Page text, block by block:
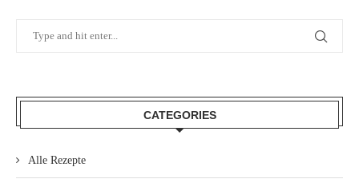
CATEGORIES
Alle Rezepte